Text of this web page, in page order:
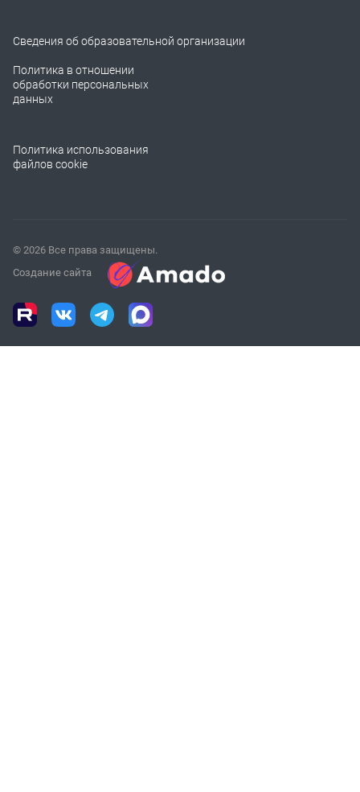
Сведения об образовательной организации
Политика в отношении
обработки персональных
данных
Политика использования
файлов cookie
© 2026 Все права защищены.
Создание сайта